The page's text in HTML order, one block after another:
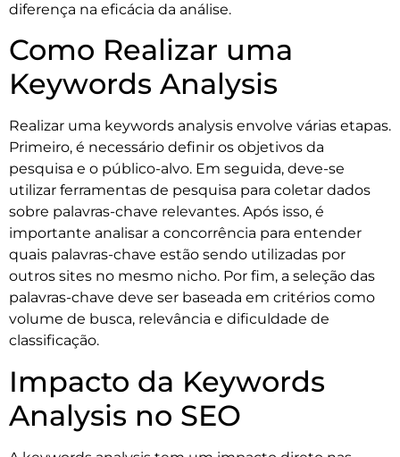
diferença na eficácia da análise.
Como Realizar uma
Keywords Analysis
Realizar uma keywords analysis envolve várias etapas.
Primeiro, é necessário definir os objetivos da
pesquisa e o público-alvo. Em seguida, deve-se
utilizar ferramentas de pesquisa para coletar dados
sobre palavras-chave relevantes. Após isso, é
importante analisar a concorrência para entender
quais palavras-chave estão sendo utilizadas por
outros sites no mesmo nicho. Por fim, a seleção das
palavras-chave deve ser baseada em critérios como
volume de busca, relevância e dificuldade de
classificação.
Impacto da Keywords
Analysis no SEO